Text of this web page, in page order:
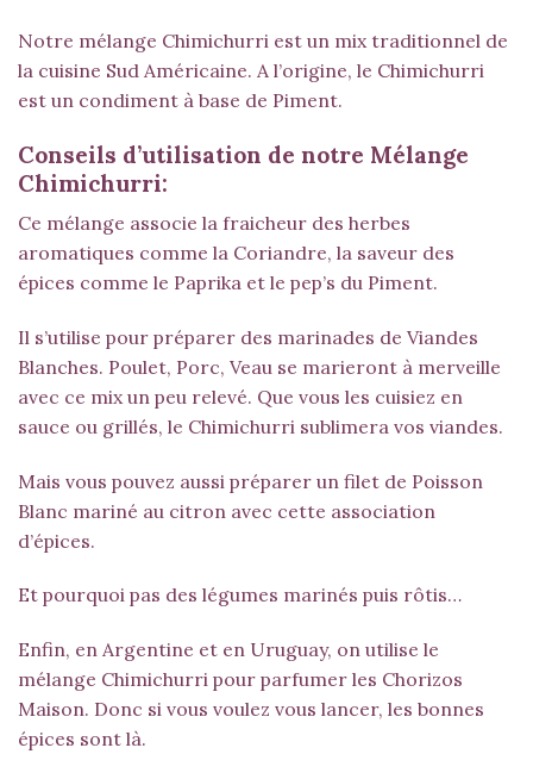
Notre mélange Chimichurri est un mix traditionnel de
la cuisine Sud Américaine. A l’origine, le Chimichurri
est un condiment à base de Piment.
Conseils d’utilisation de notre Mélange
Chimichurri:
Ce mélange associe la fraicheur des herbes
aromatiques comme la Coriandre, la saveur des
épices comme le Paprika et le pep’s du Piment.
Il s’utilise pour préparer des marinades de Viandes
Blanches. Poulet, Porc, Veau se marieront à merveille
avec ce mix un peu relevé. Que vous les cuisiez en
sauce ou grillés, le Chimichurri sublimera vos viandes.
Mais vous pouvez aussi préparer un filet de Poisson
Blanc mariné au citron avec cette association
d’épices.
Et pourquoi pas des légumes marinés puis rôtis…
Enfin, en Argentine et en Uruguay, on utilise le
mélange Chimichurri pour parfumer les Chorizos
Maison. Donc si vous voulez vous lancer, les bonnes
épices sont là.